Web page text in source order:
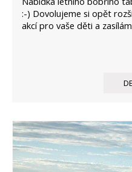
:-) Dovolujeme si opět
akcí pro vaše děti a